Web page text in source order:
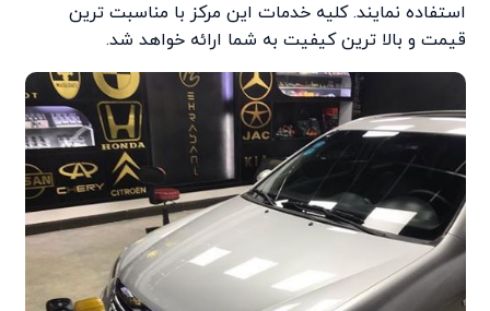
استفاده نمایند. کلیه خدمات این مرکز با مناسبت ترین
قیمت و بالا ترین کیفیت به شما ارائه خواهد شد.